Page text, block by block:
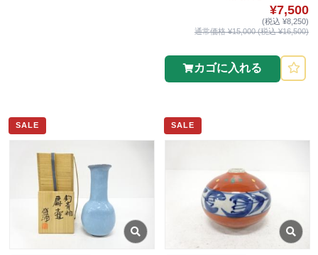
¥7,500
(税込 ¥8,250)
通常価格 ¥15,000 (税込 ¥16,500)
カゴに入れる
SALE SALE